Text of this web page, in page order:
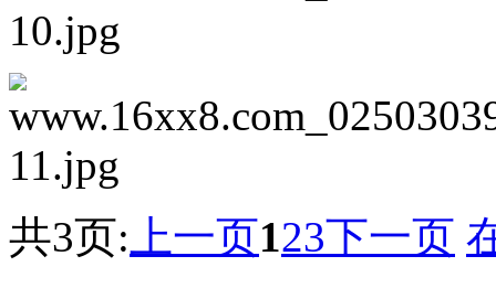
共3页: 上一页123下一页